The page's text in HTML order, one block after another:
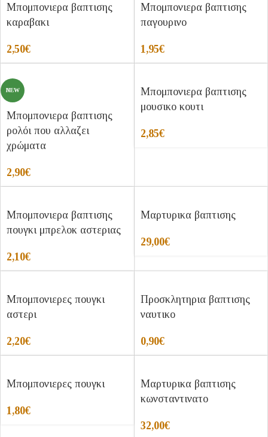
Μπομπονιερα βαπτισης
καραβακι
2,50€
Μπομπονιερα βαπτισης
παγουρινο
1,95€
NEW
Μπομπονιερα βαπτισης
ρολόι που αλλαζει
χρώματα
2,90€
Μπομπονιερα βαπτισης
μουσικο κουτι
2,85€
Μπομπονιερα βαπτισης
πουγκι μπρελοκ αστεριας
2,10€
Μαρτυρικα βαπτισης
29,00€
Μπομπονιερες πουγκι
αστερι
2,20€
Προσκλητηρια βαπτισης
ναυτικο
0,90€
Μπομπονιερες πουγκι
1,80€
Μαρτυρικα βαπτισης
κωνσταντινατο
32,00€